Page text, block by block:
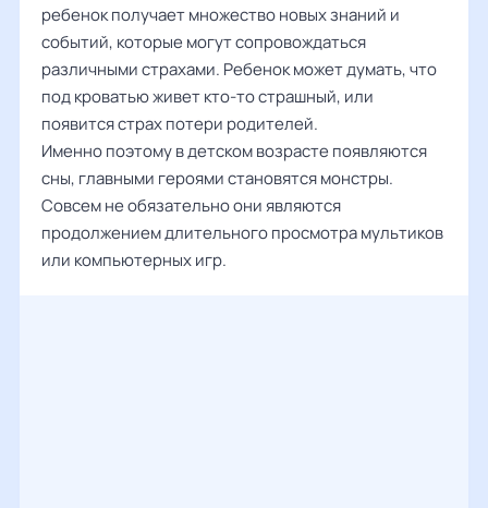
ребенок получает множество новых знаний и
событий, которые могут сопровождаться
различными страхами. Ребенок может думать, что
под кроватью живет кто-то страшный, или
появится страх потери родителей.
Именно поэтому в детском возрасте появляются
сны, главными героями становятся монстры.
Совсем не обязательно они являются
продолжением длительного просмотра мультиков
или компьютерных игр.